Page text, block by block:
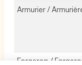
Armurier /
Forgeron /